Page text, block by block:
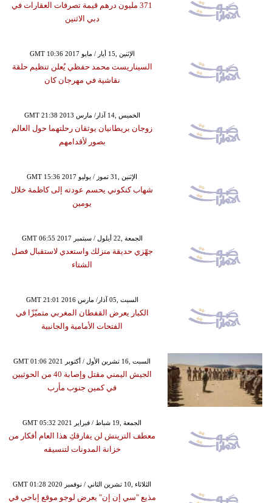
371 مليون درهم قيمة تصرفات العقارات في
دبي الاثنين
GMT 10:36 2017 الإثنين ,15 أيار / مايو
السيناريست محمد حفظي يُعلن تنظيم حلقة
نقاشية في مهرجان كان
GMT 21:38 2013 الخميس ,14 آذار/ مارس
زوجان بريطانيان يوثقان رحلتهما حول العالم
بصور لأقدامهم
GMT 15:36 2017 الإثنين ,31 تموز / يوليو
شهاب كنكوني يحسم عودته إلى كاظمة خلال
يومين
GMT 06:55 2017 الجمعة ,22 أيلول / سبتمبر
جهّزي حديقة منزلك واستعدي لاستقبال فصل
الشتاء
GMT 21:01 2016 السبت ,05 آذار/ مارس
الكبار يعرض القفطان المغربي متميّزًا في
الفتحات الأمامية والجانبية
GMT 01:06 2021 السبت ,16 تشرين الأول / أكتوبر
الجيش اليمني مقتل وإصابة 40 من الحوثيين
في كمين جنوب مأرب
GMT 05:32 2021 الجمعة ,19 شباط / فبراير
معطف الترينش لن يفارقكِ هذا العام أفكار من
خزانة المدونات لتنسيقه
GMT 01:28 2020 الثلاثاء ,10 تشرين الثاني / نوفمبر
مذيع "سي إن إن" يعرض لوجو موقع إباحي في